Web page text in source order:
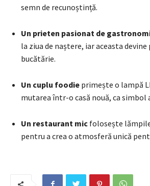
semn de recunoștință.
Un prieten pasionat de
la ziua de naștere, iar aceasta
bucătărie.
Un cuplu foodie primește o lampă
mutarea într-o casă nouă, ca simbol
Un restaurant mic folosește
pentru a crea o atmosferă unică